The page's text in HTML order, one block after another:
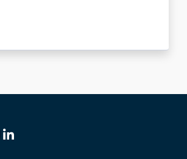
ANNO. LE AZIENDE
EQUINO REGIONALE
LAZIO E ARSIAL PORTANO LE
(link esterno)
Instagram (link esterno)